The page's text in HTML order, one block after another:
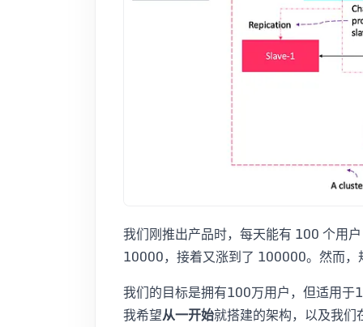
我们刚推出产品时，每天能有 100 个用
10000，接着又涨到了 100000。然而，
我们的目标是拥有100万用户，但适用
我希望从一开始就搭建的架构，以及我